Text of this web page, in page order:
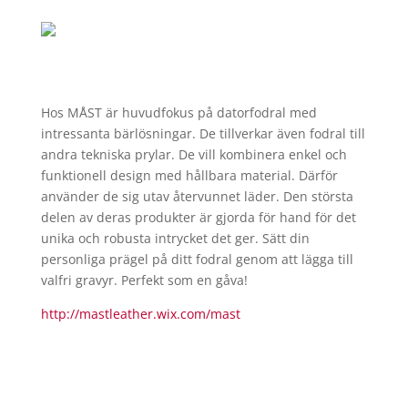
Hos MÅSTär huvudfokus på datorfodral med
intressanta bärlösningar. De tillverkar även fodral till
andra tekniska prylar. De vill kombinera enkel och
funktionell design med hållbara material. Därför
använder de sig utav återvunnet läder. Den största
delen av deras produkter är gjorda för hand för det
unika och robusta intrycket det ger. Sätt din
personliga prägel på ditt fodral genom att lägga till
valfri gravyr. Perfekt som en gåva!
http://mastleather.wix.com/mast